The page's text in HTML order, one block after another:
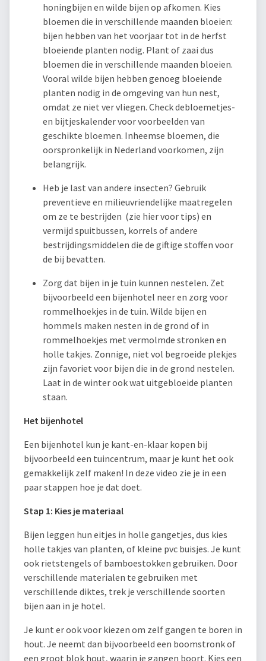
honingbijen en wilde bijen op afkomen. Kies
bloemen die in verschillende maanden bloeien:
bijen hebben van het voorjaar tot in de herfst
bloeiende planten nodig. Plant of zaai dus
bloemen die in verschillende maanden bloeien.
Vooral wilde bijen hebben genoeg bloeiende
planten nodig in de omgeving van hun nest,
omdat ze niet ver vliegen. Check debloemetjes-
en bijtjeskalender voor voorbeelden van
geschikte bloemen. Inheemse bloemen, die
oorspronkelijk in Nederland voorkomen, zijn
belangrijk.
Heb je last van andere insecten? Gebruik
preventieve en milieuvriendelijke maatregelen
om ze te bestrijden (zie hier voor tips) en
vermijd spuitbussen, korrels of andere
bestrijdingsmiddelen die de giftige stoffen voor
de bij bevatten.
Zorg dat bijen in je tuin kunnen nestelen. Zet
bijvoorbeeld een bijenhotel neer en zorg voor
rommelhoekjes in de tuin. Wilde bijen en
hommels maken nesten in de grond of in
rommelhoekjes met vermolmde stronken en
holle takjes. Zonnige, niet vol begroeide plekjes
zijn favoriet voor bijen die in de grond nestelen.
Laat in de winter ook wat uitgebloeide planten
staan.
Het bijenhotel
Een bijenhotel kun je kant-en-klaar kopen bij
bijvoorbeeld een tuincentrum, maar je kunt het ook
gemakkelijk zelf maken! In deze video zie je in een
paar stappen hoe je dat doet.
Stap 1: Kies je materiaal
Bijen leggen hun eitjes in holle gangetjes, dus kies
holle takjes van planten, of kleine pvc buisjes. Je kunt
ook rietstengels of bamboestokken gebruiken. Door
verschillende materialen te gebruiken met
verschillende diktes, trek je verschillende soorten
bijen aan in je hotel.
Je kunt er ook voor kiezen om zelf gangen te boren in
hout. Je neemt dan bijvoorbeeld een boomstronk of
een groot blok hout, waarin je gangen boort. Kies een